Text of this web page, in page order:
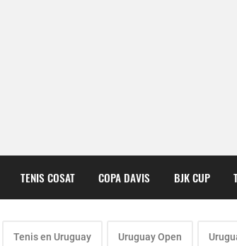
TENIS COSAT COPA DAVIS BJK CUP
Tenis en Uruguay Uruguay Open